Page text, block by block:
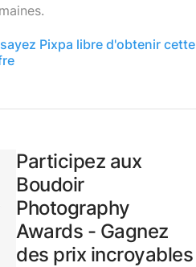
Pixpa libre d'obtenir cette
Participez aux
Boudoir
Photography
Awards - Gagnez
des prix incroyables